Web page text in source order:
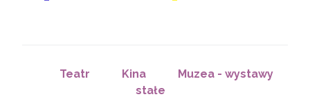
Teatr Kina
Muzea - wystawy
stałe